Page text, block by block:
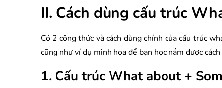
II. Cách dùng cấu trúc
Có 2 công thức và cách dùng chính của cấu trúc
cũng như ví dụ minh họa để bạn học nắm được
1. Cấu trúc What about +